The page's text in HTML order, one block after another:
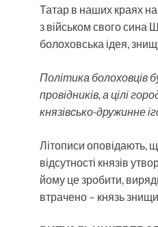
Татар в наших краях
з військом свого сина
болоховська ідея,
Політика болоховців
провідників, а цілі
князівсько-дружинне
Літописи оповідають,
відсутності князів
йому це зробити,
втрачено – князь